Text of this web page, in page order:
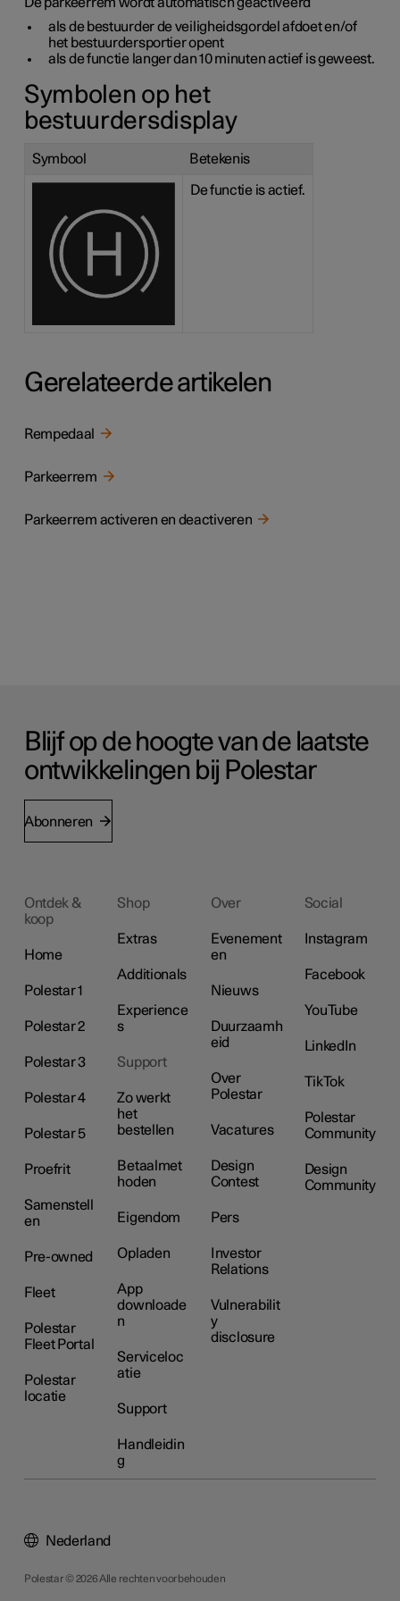
als de bestuurder de veiligheidsgordel afdoet en/of
het bestuurdersportier opent
als de functie langer dan 10 minuten actief is geweest.
Symbolen op het
bestuurdersdisplay
Symbool Betekenis
De functie is actief.
Gerelateerde artikelen
Rempedaal
Parkeerrem
Parkeerrem activeren en deactiveren
Blijf op de hoogte van de laatste
ontwikkelingen bij Polestar
Abonneren
Ontdek &
koop
Home
Polestar 1
Polestar 2
Polestar 3
Polestar 4
Polestar 5
Proefrit
Samenstell
en
Pre-owned
Fleet
Polestar
Fleet Portal
Polestar
locatie
Shop
Extras
Additionals
Experience
s
Support
Zo werkt
het
bestellen
Betaalmet
hoden
Eigendom
Opladen
App
downloade
n
Serviceloc
atie
Support
Handleidin
g
Over
Evenement
en
Nieuws
Duurzaamh
eid
Over
Polestar
Vacatures
Design
Contest
Pers
Investor
Relations
Vulnerabilit
y
disclosure
Social
Instagram
Facebook
YouTube
LinkedIn
TikTok
Polestar
Community
Design
Community
Polestar © 2026 Alle rechten voorbehouden
Nederland